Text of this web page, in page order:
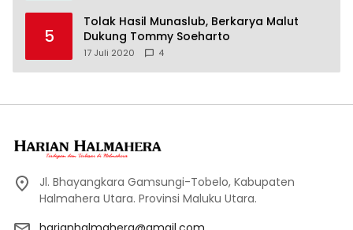
5
Tolak Hasil Munaslub, Berkarya Malut
Dukung Tommy Soeharto
17 Juli 2020 4
Jl. Bhayangkara Gamsungi-Tobelo, Kabupaten
Halmahera Utara. Provinsi Maluku Utara.